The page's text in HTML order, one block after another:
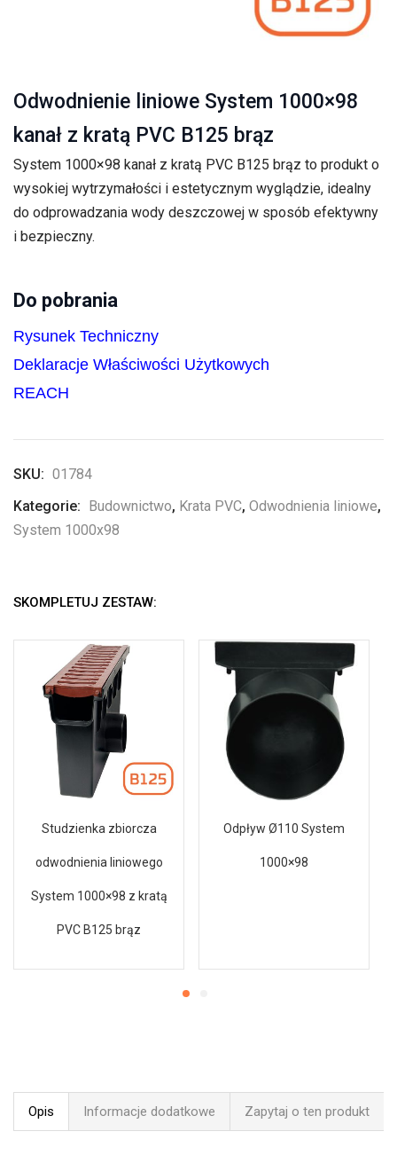
Odwodnienie liniowe System 1000×98
kanał z kratą PVC B125 brąz
System 1000×98 kanał z kratą PVC B125 brąz to produkt o
wysokiej wytrzymałości i estetycznym wyglądzie, idealny
do odprowadzania wody deszczowej w sposób efektywny
i bezpieczny.
Do pobrania
Rysunek Techniczny
Deklaracje Właściwości Użytkowych
REACH
SKU: 01784
Kategorie: Budownictwo, Krata PVC, Odwodnienia liniowe,
System 1000x98
SKOMPLETUJ ZESTAW:
Studzienka zbiorcza
odwodnienia liniowego
System 1000×98 z kratą
PVC B125 brąz
Odpływ Ø110 System
1000×98
Opis Informacje dodatkowe Zapytaj o ten produkt